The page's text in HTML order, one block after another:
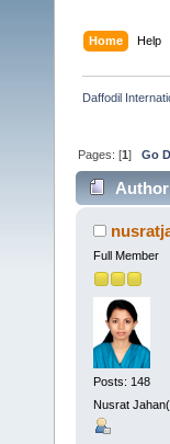
Home Help
Daffodil
Pages: [1]Go
Author
Full Member
Posts: 148
Nusrat